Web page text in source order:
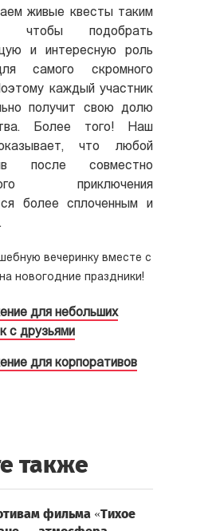
живые квесты таким
чтобы подобрать
и интересную роль
самого скромного
каждый участник
получит свою долю
Более того! Наш
что любой
после совместно
приключения
более сплоченным и
вечеринку вместе с
новогодние праздники!
для небольших
с друзьями
для корпоративов
также
фильма «Тихое